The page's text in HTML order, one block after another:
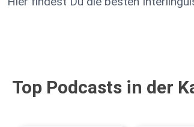
Top Podcasts in der